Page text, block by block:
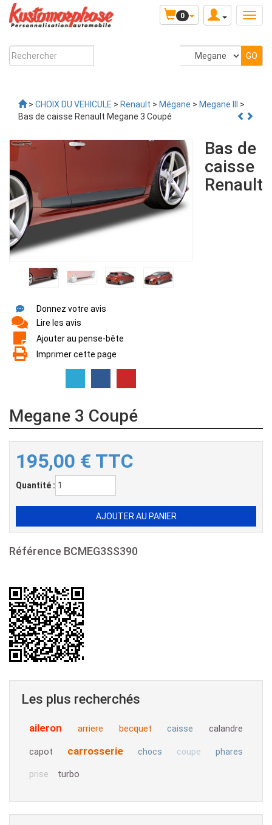
0
> CHOIX DU VEHICULE > Renault > Mégane > Megane III >
Bas de caisse Renault Megane 3 Coupé
Donnez votre avis
Lire les avis
Ajouter au pense-bête
Imprimer cette page
Bas de
caisse
Renault
Megane 3 Coupé
195,00 € TTC
Quantité :
Référence BCMEG3SS390
Les plus recherchés
aileron arriere becquet caisse calandre
capot carrosserie chocs coupe phares
prise turbo